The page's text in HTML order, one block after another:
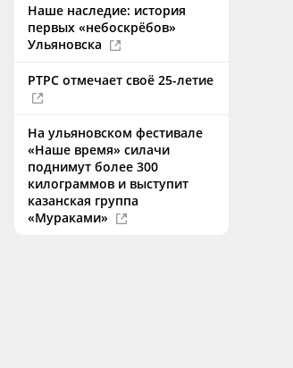
Наше наследие: история
первых «небоскрёбов»
Ульяновска
РТРС отмечает своё 25-летие
На ульяновском фестивале
«Наше время» силачи
поднимут более 300
килограммов и выступит
казанская группа
«Мураками»